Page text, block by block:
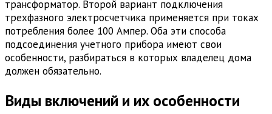
трансформатор. Второй вариант подключения
трехфазного электросчетчика применяется при токах
потребления более 100 Ампер. Оба эти способа
подсоединения учетного прибора имеют свои
особенности, разбираться в которых владелец дома
должен обязательно.
Виды включений и их особенности